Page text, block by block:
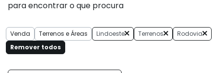
Venda Terrenos e Áreas Lindoeste Terrenos
Rodovia
Remover todos
para encontrar o que procura